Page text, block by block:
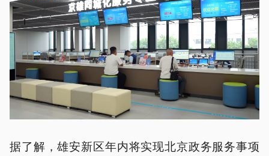
据了解，雄安新区年内将实现北京政务服务事项